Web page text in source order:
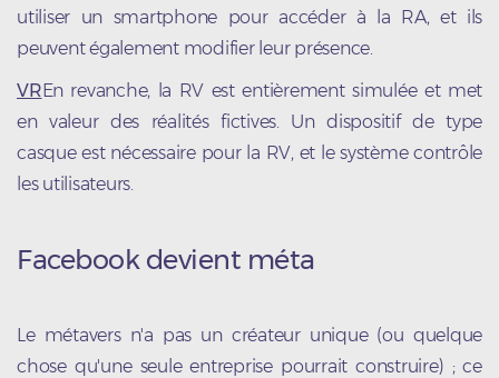
utiliser un smartphone pour accéder à la RA, et ils
peuvent également modifier leur présence.
VREn revanche, la RV est entièrement simulée et met
en valeur des réalités fictives. Un dispositif de type
casque est nécessaire pour la RV, et le système contrôle
les utilisateurs.
Facebook devient méta
Le métavers n'a pas un créateur unique (ou quelque
chose qu'une seule entreprise pourrait construire) ; ce